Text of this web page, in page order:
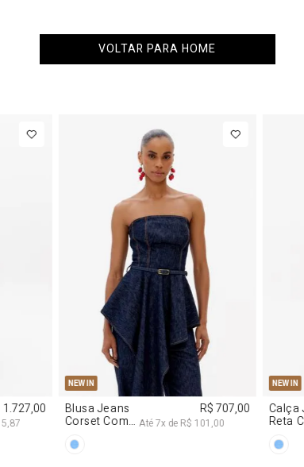
VOLTAR PARA HOME
863,00
NEW IN
Colete
Alfaiataria
R$ 863,00
Até8x deR$ 107,87